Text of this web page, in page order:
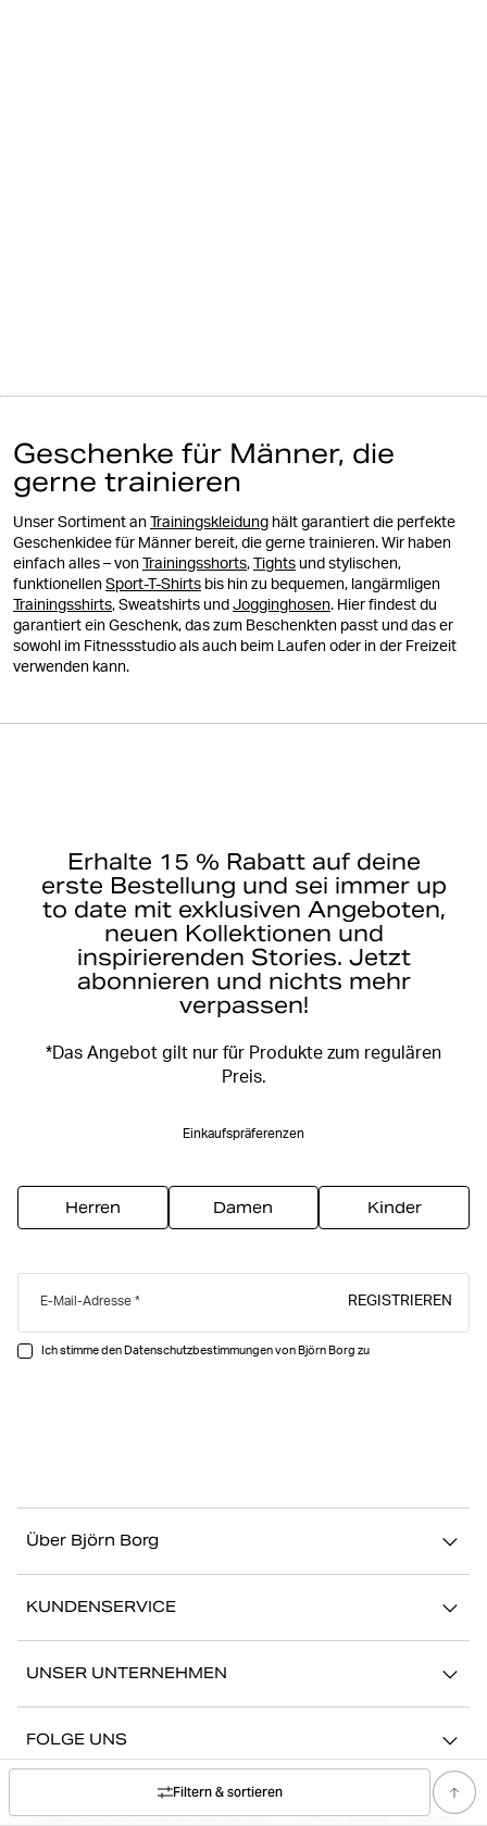
Filtern & sortieren
Geschenke für Männer, die
gerne trainieren
Unser Sortiment an Trainingskleidung hält garantiert die perfekte
Geschenkidee für Männer bereit, die gerne trainieren. Wir haben
einfach alles – von
Trainingsshorts, Tights und stylischen,
funktionellen Sport-T-Shirts bis hin zu bequemen, langärmligen
Trainingsshirts, Sweatshirts und Jogginghosen. Hier findest du
garantiert ein Geschenk, das zum Beschenkten passt und das er
sowohl im Fitnessstudio als auch beim Laufen oder in der Freizeit
verwenden kann.
Erhalte 15 % Rabatt auf deine
erste Bestellung und sei immer up
to date mit exklusiven Angeboten,
neuen Kollektionen und
inspirierenden Stories. Jetzt
abonnieren und nichts mehr
verpassen!
*Das Angebot gilt nur für Produkte zum regulären
Preis.
Einkaufspräferenzen
Herren Damen Kinder
E-Mail-Adresse REGISTRIEREN
Ich stimme den Datenschutzbestimmungen von Björn Borg zu
Über Björn Borg
Geschichten
Storefinder
KUNDENSERVICE
Zurückkehren/Beanspruchen
Mein Konto
UNSER UNTERNEHMEN
Presse
Unternehmensführung
FOLGE UNS
Allgemeine Geschäftsbedingungen Privacy policy
Cookie-